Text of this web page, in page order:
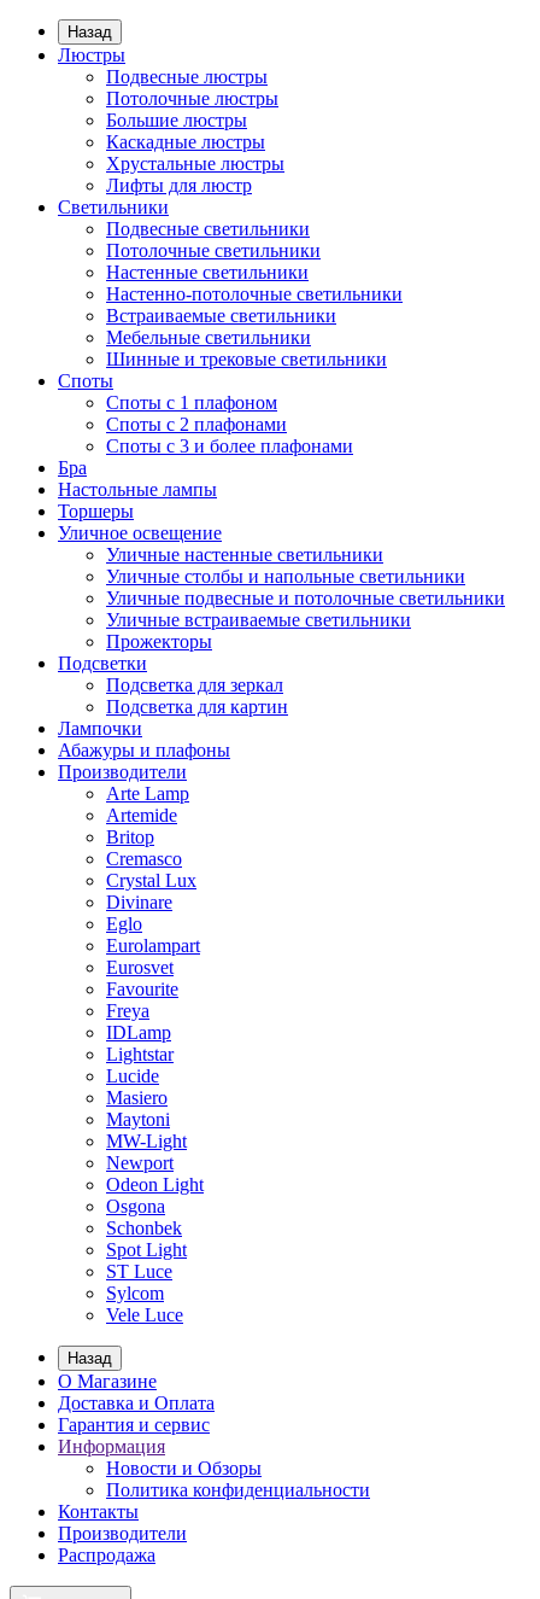
Назад
Люстры
Подвесные люстры
Потолочные люстры
Большие люстры
Каскадные люстры
Хрустальные люстры
Лифты для люстр
Светильники
Подвесные светильники
Потолочные светильники
Настенные светильники
Настенно-потолочные светильники
Встраиваемые светильники
Мебельные светильники
Шинные и трековые светильники
Споты
Споты с 1 плафоном
Споты с 2 плафонами
Споты с 3 и более плафонами
Бра
Настольные лампы
Торшеры
Уличное освещение
Уличные настенные светильники
Уличные столбы и напольные светильники
Уличные подвесные и потолочные светильники
Уличные встраиваемые светильники
Прожекторы
Подсветки
Подсветка для зеркал
Подсветка для картин
Лампочки
Абажуры и плафоны
Производители
Arte Lamp
Artemide
Britop
Cremasco
Crystal Lux
Divinare
Eglo
Eurolampart
Eurosvet
Favourite
Freya
IDLamp
Lightstar
Lucide
Masiero
Maytoni
MW-Light
Newport
Odeon Light
Osgona
Schonbek
Spot Light
ST Luce
Sylcom
Vele Luce
Назад
О Магазине
Доставка и Оплата
Гарантия и сервис
Информация
Новости и Обзоры
Политика конфиденциальности
Контакты
Производители
Распродажа